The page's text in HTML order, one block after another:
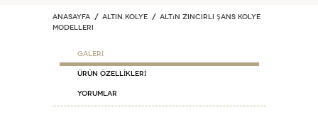
Anasayfa ALTIN KOLYE
Altın Zincirli Şans Kolye
Modelleri
GALERİ
ÜRÜN ÖZELLİKLERİ
Yorumlar